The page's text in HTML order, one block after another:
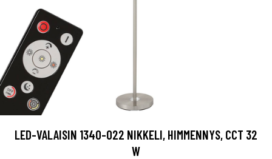
LED-VALAISIN 1340-022 NIKKELI, HIMMENNYS, CCT 32
W